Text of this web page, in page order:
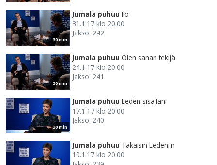
30 min
Jumala puhuu Ilo
31.1.17 klo 20.00
Jakso: 242
30 min
Jumala puhuu Olen sanan tekijä
24.1.17 klo 20.00
Jakso: 241
30 min
Jumala puhuu Eeden sisälläni
17.1.17 klo 20.00
Jakso: 240
Jumala puhuu Takaisin Eedeniin
10.1.17 klo 20.00